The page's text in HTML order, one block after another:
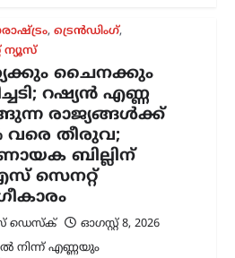
വരെ തീരുവ;
ബില്ലിന്
സെനറ്റ്
ഡെസ്ക്
ഓഗസ്റ്റ്‌ 8, 2026
നിന്ന് എണ്ണയും
വാങ്ങുന്ന
കടുത്ത
നടപടികൾക്ക്
ബില്ലിന് യുഎസ്
അംഗീകാരം നൽകി. ഇന്ത്യ,
രാജ്യങ്ങൾക്ക്